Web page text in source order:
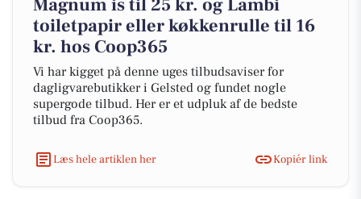
Magnum is til 25 kr. og Lambi
toiletpapir eller køkkenrulle til 16
kr. hos Coop365
Vi har kigget på denne uges tilbudsaviser for
dagligvarebutikker i Gelsted og fundet nogle
supergode tilbud. Her er et udpluk af de bedste
tilbud fra Coop365.
Læs hele artiklen her Kopiér link